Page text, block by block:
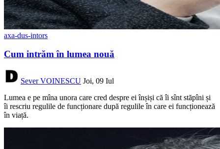
axa-dus-intors
Cum intrăm în lumea nouă
Sever VOINESCU Joi, 09 Iul
Lumea e pe mîna unora care cred despre ei înșiși că îi sînt stăpîni și
îi rescriu regulile de funcționare după regulile în care ei funcționează
în viață.